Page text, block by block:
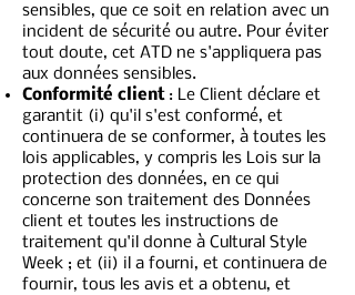
sensibles, que ce soit en relation avec un
incident de sécurité ou autre. Pour éviter
tout doute, cet ATD ne s'appliquera pas
aux données sensibles.
Conformité client: Le Client déclare et
garantit (i) qu'il s'est conformé, et
continuera de se conformer, à toutes les
lois applicables, y compris les Lois sur la
protection des données, en ce qui
concerne son traitement des Données
client et toutes les instructions de
traitement qu'il donne à Cultural Style
Week ; et (ii) il a fourni, et continuera de
fournir, tous les avis et a obtenu, et